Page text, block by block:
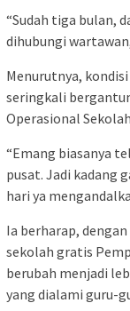
“Sudah tiga bulan,
dihubungi
Menurutnya,
seringkali
Operasional
“Emang biasanya
pusat. Jadi kadang
hari ya
Ia berharap,
sekolah gratis
berubah menjadi
yang dialami guru-